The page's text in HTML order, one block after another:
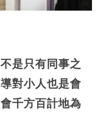
是只有同事之
對小人也是會
千方百計地為